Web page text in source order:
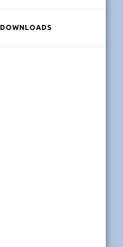
DOWNLOADS